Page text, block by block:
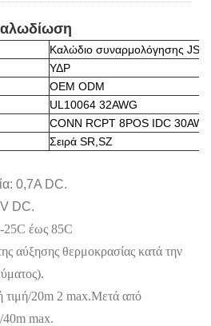
Καλώδιο συναρμολόγησης JST
ΥΔΡ
OEM ODM
UL10064 32AWG
CONN RCPT 8POS IDC
Σειρά SR,SZ
0,7A DC.
DC.
25C έως 85C
αύξησης θερμοκρασίας κατά την
τιμή/20m 2 max.Μετά από
40m max.